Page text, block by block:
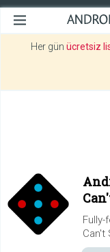
Her gün ücretsiz
Can't